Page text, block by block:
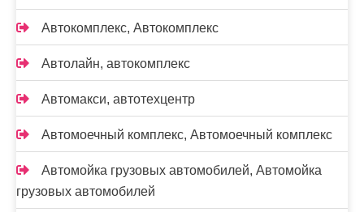
Автокомплекс, Автокомплекс
Автолайн, автокомплекс
Автомакси, автотехцентр
Автомоечный комплекс, Автомоечный комплекс
Автомойка грузовых автомобилей, Автомойка
грузовых автомобилей